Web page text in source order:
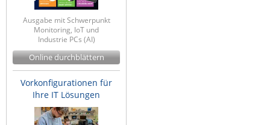
Ausgabe mit Schwerpunkt
Monitoring, IoT und
Industrie PCs (AI)
Online durchblättern
Vorkonfigurationen für
Ihre IT Lösungen